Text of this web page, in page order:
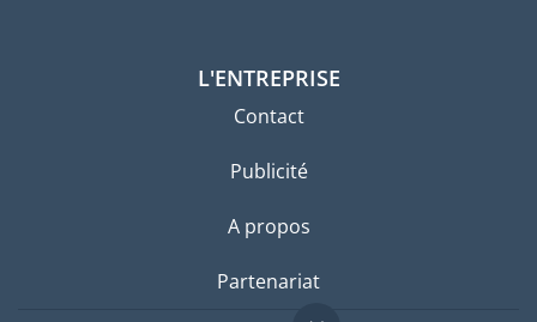
L'ENTREPRISE
Contact
Publicité
A propos
Partenariat